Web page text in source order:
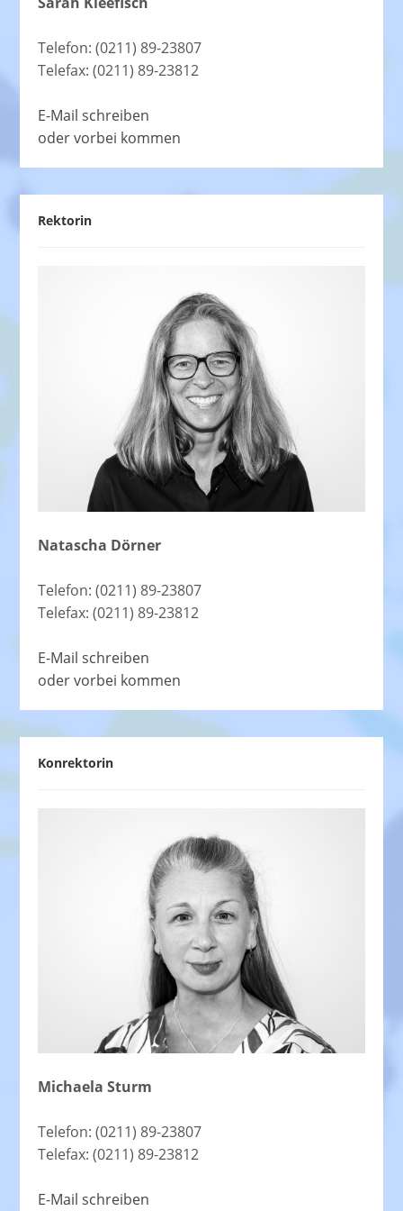
Telefon: (0211) 89-23807
Telefax: (0211) 89-23812
E-Mail schreiben
oder vorbei kommen
Rektorin
Natascha Dörner
Telefon: (0211) 89-23807
Telefax: (0211) 89-23812
E-Mail schreiben
oder vorbei kommen
Konrektorin
Michaela Sturm
Telefon: (0211) 89-23807
Telefax: (0211) 89-23812
E-Mail schreiben